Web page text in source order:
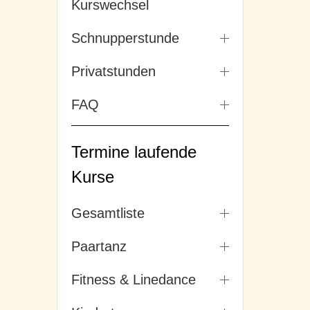
Kurswechsel
Schnupperstunde
Privatstunden
FAQ
Termine laufende
Kurse
Gesamtliste
Paartanz
Fitness & Linedance